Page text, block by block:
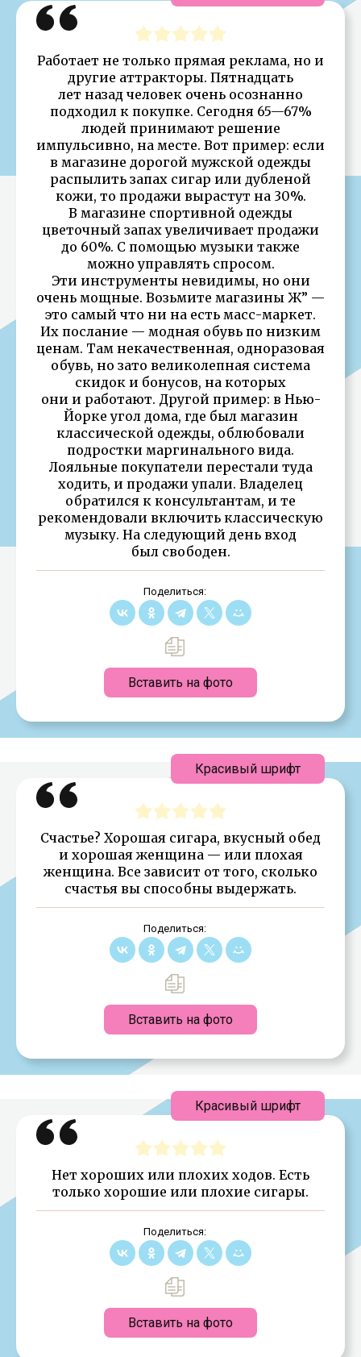
Работает не только прямая реклама, но и
другие аттракторы. Пятнадцать
лет назад человек очень осознанно
подходил к покупке. Сегодня 65—67%
людей принимают решение
импульсивно, на месте. Вот пример: если
в магазине дорогой мужской одежды
распылить запах сигар или дубленой
кожи, то продажи вырастут на 30%.
В магазине спортивной одежды
цветочный запах увеличивает продажи
до 60%. С помощью музыки также
можно управлять спросом.
Эти инструменты невидимы, но они
очень мощные. Возьмите магазины Ж” —
это самый что ни на есть масс-маркет.
Их послание — модная обувь по низким
ценам. Там некачественная, одноразовая
обувь, но зато великолепная система
скидок и бонусов, на которых
они и работают. Другой пример: в Нью-
Йорке угол дома, где был магазин
классической одежды, облюбовали
подростки маргинального вида.
Лояльные покупатели перестали туда
ходить, и продажи упали. Владелец
обратился к консультантам, и те
рекомендовали включить классическую
музыку. На следующий день вход
был свободен.
Поделиться:
Вставить на фото
Счастье? Хорошая сигара, вкусный обед
и хорошая женщина — или плохая
женщина. Все зависит от того, сколько
счастья вы способны выдержать.
Поделиться:
Вставить на фото
Красивый шрифт
Нет хороших или плохих ходов. Есть
только хорошие или плохие сигары.
Поделиться:
Вставить на фото
Красивый шрифт